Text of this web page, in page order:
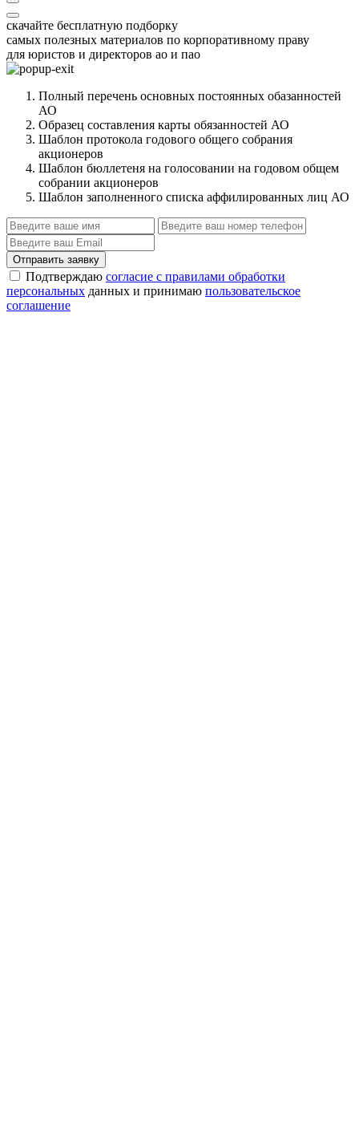
скачайте бесплатную подборку
самых полезных материалов по корпоративному праву
для юристов и директоров ао и пао
Полный перечень основных постоянных обазанностей
АО
Образец составления карты обязанностей АО
Шаблон протокола годового общего собрания
акционеров
Шаблон бюллетеня на голосовании на годовом общем
собрании акционеров
Шаблон заполненного списка аффилированных лиц АО
Отправить заявку
Подтверждаю согласие с правилами обработки
персональных данных и принимаю пользовательское
соглашение